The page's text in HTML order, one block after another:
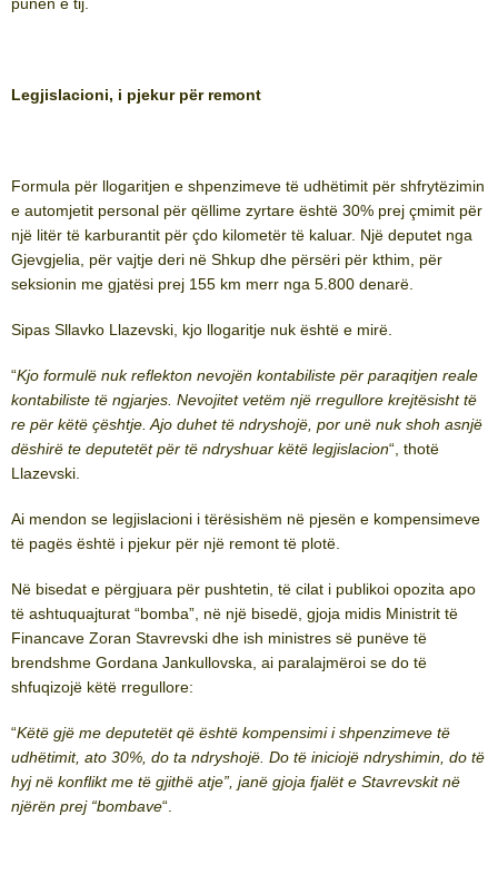
Legjislacioni, i pjekur për remont
Formula për llogaritjen e shpenzimeve të udhëtimit për shfrytëzimin
e automjetit personal për qëllime zyrtare është 30% prej çmimit për
një litër të karburantit për çdo kilometër të kaluar. Një deputet nga
Gjevgjelia, për vajtje deri në Shkup dhe përsëri për kthim, për
seksionin me gjatësi prej 155 km merr nga 5.800 denarë.
Sipas Sllavko Llazevski, kjo llogaritje nuk është e mirë.
“Kjo formulë nuk reflekton nevojën kontabiliste për paraqitjen reale
kontabiliste të ngjarjes. Nevojitet vetëm një rregullore krejtësisht të
re për këtë çështje. Ajo duhet të ndryshojë, por unë nuk shoh asnjë
dëshirë te deputetët për të ndryshuar këtë legjislacion“, thotë
Llazevski.
Ai mendon se legjislacioni i tërësishëm në pjesën e kompensimeve
të pagës është i pjekur për një remont të plotë.
Në bisedat e përgjuara për pushtetin, të cilat i publikoi opozita apo
të ashtuquajturat “bomba”, në një bisedë, gjoja midis Ministrit të
Financave Zoran Stavrevski dhe ish ministres së punëve të
brendshme Gordana Jankullovska, ai paralajmëroi se do të
shfuqizojë këtë rregullore:
“Këtë gjë me deputetët që është kompensimi i shpenzimeve të
udhëtimit, ato 30%, do ta ndryshojë. Do të iniciojë ndryshimin, do të
hyj në konflikt me të gjithë atje”, janë gjoja fjalët e Stavrevskit në
njërën prej “bombave“.